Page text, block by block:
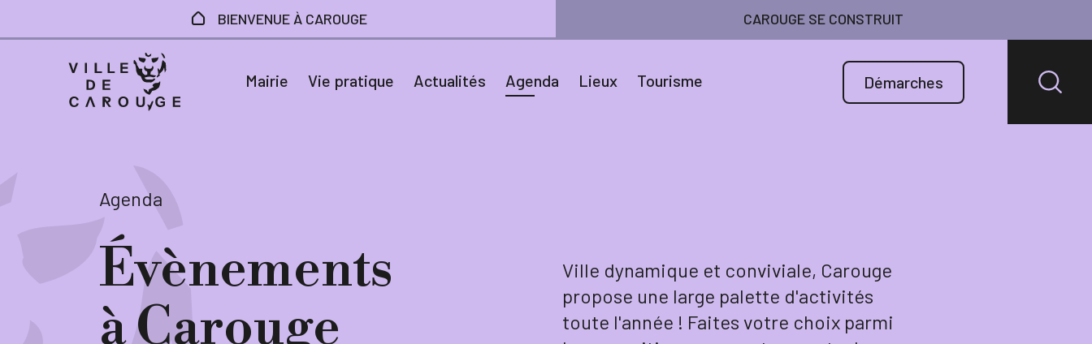
BIENVENUE À CAROUGE CAROUGE SE CONSTRUIT
Mairie Vie pratique Actualités Agenda Lieux Tourisme Démarches
Agenda
Évènements
à Carouge
Ville dynamique et conviviale, Carouge
propose une large palette d'activités
toute l'année ! Faites votre choix parmi